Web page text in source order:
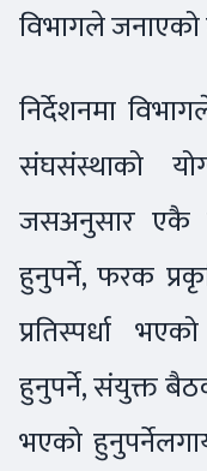
विभागले जनाएको
निर्देशनमा
संघसंस्थाको
जसअनुसार एकै
हुनुपर्ने, फरक
प्रतिस्पर्धा
हुनुपर्ने, संयुक्त
भएको